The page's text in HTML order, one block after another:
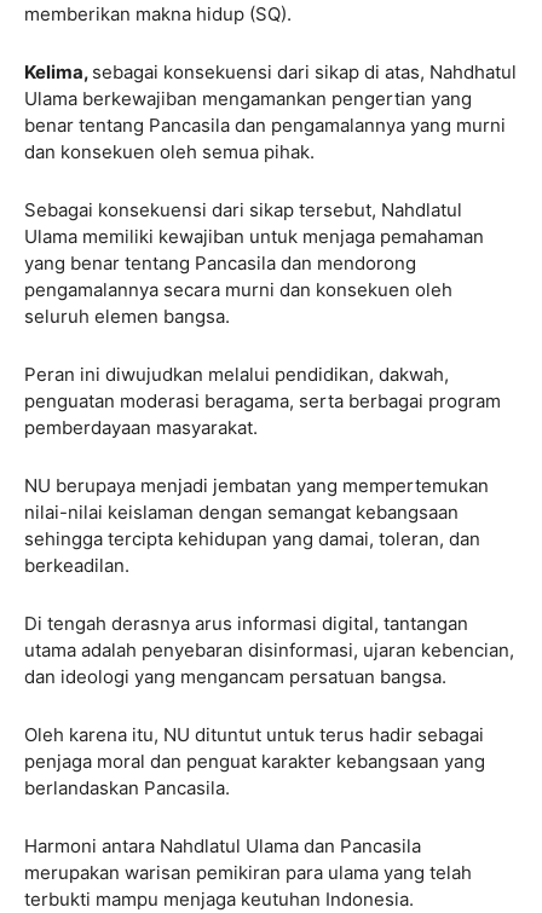
memberikan makna hidup (SQ).
Kelima, sebagai konsekuensi dari sikap di atas, Nahdhatul
Ulama berkewajiban mengamankan pengertian yang
benar tentang Pancasila dan pengamalannya yang murni
dan konsekuen oleh semua pihak.
Sebagai konsekuensi dari sikap tersebut, Nahdlatul
Ulama memiliki kewajiban untuk menjaga pemahaman
yang benar tentang Pancasila dan mendorong
pengamalannya secara murni dan konsekuen oleh
seluruh elemen bangsa.
Peran ini diwujudkan melalui pendidikan, dakwah,
penguatan moderasi beragama, serta berbagai program
pemberdayaan masyarakat.
NU berupaya menjadi jembatan yang mempertemukan
nilai-nilai keislaman dengan semangat kebangsaan
sehingga tercipta kehidupan yang damai, toleran, dan
berkeadilan.
Di tengah derasnya arus informasi digital, tantangan
utama adalah penyebaran disinformasi, ujaran kebencian,
dan ideologi yang mengancam persatuan bangsa.
Oleh karena itu, NU dituntut untuk terus hadir sebagai
penjaga moral dan penguat karakter kebangsaan yang
berlandaskan Pancasila.
Harmoni antara Nahdlatul Ulama dan Pancasila
merupakan warisan pemikiran para ulama yang telah
terbukti mampu menjaga keutuhan Indonesia.